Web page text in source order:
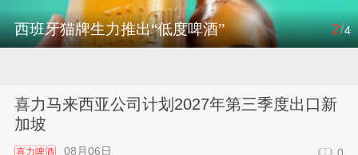
西班牙猫牌生力推出“低度啤酒” 2/4
喜力马来西亚公司计划2027年第三季度出口新
加坡
喜力啤酒 08月06日